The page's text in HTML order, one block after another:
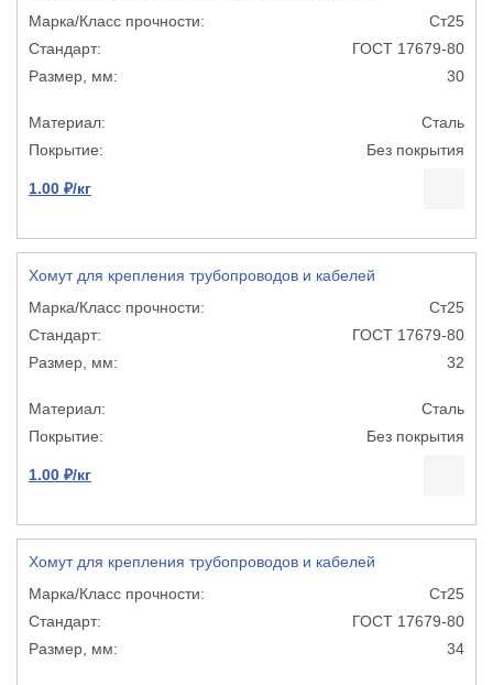
Ст25
ГОСТ 17679-80
30
Сталь
Без покрытия
1.00 ₽/кг
Хомут для крепления трубопроводов и кабелей
Ст25
ГОСТ 17679-80
32
Сталь
Без покрытия
1.00 ₽/кг
Хомут для крепления трубопроводов и кабелей
Ст25
ГОСТ 17679-80
34